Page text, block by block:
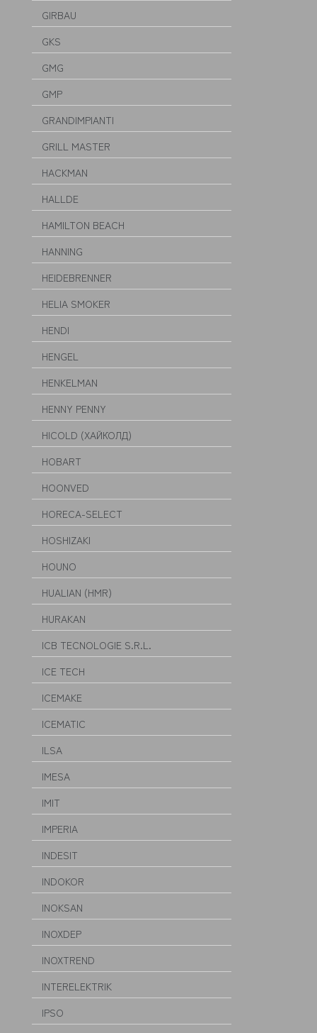
GIRBAU
GKS
GMG
GMP
GRANDIMPIANTI
GRILL MASTER
HACKMAN
HALLDE
HAMILTON BEACH
HANNING
HEIDEBRENNER
HELIA SMOKER
HENDI
HENGEL
HENKELMAN
HENNY PENNY
HICOLD (ХАЙКОЛД)
HOBART
HOONVED
HORECA-SELECT
HOSHIZAKI
HOUNO
HUALIAN (HMR)
HURAKAN
ICB TECNOLOGIE S.R.L.
ICE TECH
ICEMAKE
ICEMATIC
ILSA
IMESA
IMIT
IMPERIA
INDESIT
INDOKOR
INOKSAN
INOXDEP
INOXTREND
INTERELEKTRIK
IPSO